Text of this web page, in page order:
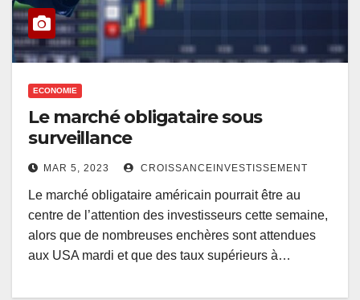
ECONOMIE
Le marché obligataire sous
surveillance
MAR 5, 2023 CROISSANCEINVESTISSEMENT
Le marché obligataire américain pourrait être au
centre de l’attention des investisseurs cette semaine,
alors que de nombreuses enchères sont attendues
aux USA mardi et que des taux supérieurs à…